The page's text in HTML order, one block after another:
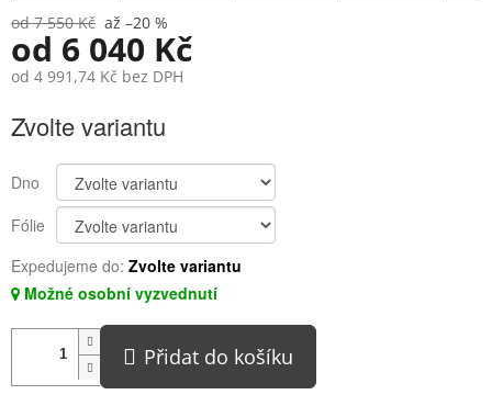
od 7 550 Kč až –20 %
od 6 040 Kč
od 4 991,74 Kč bez DPH
cena:
Zvolte variantu
Dno
Fólie
Expedujeme do: Zvolte variantu
Možné osobní vyzvednutí
Přidat do košíku